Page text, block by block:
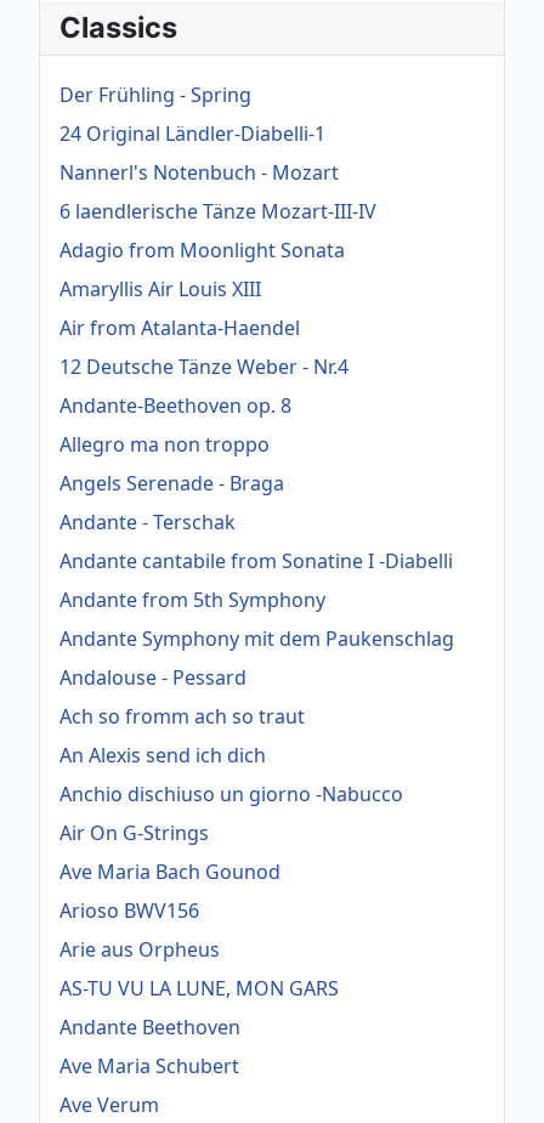
Classics
Der Frühling - Spring
24 Original Ländler-Diabelli-1
Nannerl's Notenbuch - Mozart
6 laendlerische Tänze Mozart-III-IV
Adagio from Moonlight Sonata
Amaryllis Air Louis XIII
Air from Atalanta-Haendel
12 Deutsche Tänze Weber - Nr.4
Andante-Beethoven op. 8
Allegro ma non troppo
Angels Serenade - Braga
Andante - Terschak
Andante cantabile from Sonatine I -Diabelli
Andante from 5th Symphony
Andante Symphony mit dem Paukenschlag
Andalouse - Pessard
Ach so fromm ach so traut
An Alexis send ich dich
Anchio dischiuso un giorno -Nabucco
Air On G-Strings
Ave Maria Bach Gounod
Arioso BWV156
Arie aus Orpheus
AS-TU VU LA LUNE, MON GARS
Andante Beethoven
Ave Maria Schubert
Ave Verum